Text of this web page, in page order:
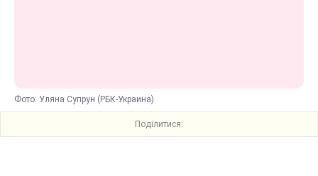
Фото: Уляна Супрун (РБК-Украина)
Поділитися: